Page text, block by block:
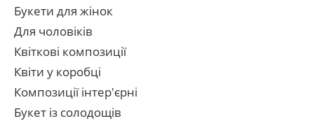
Букети для жінок
Для чоловіків
Квіткові композиції
Квіти у коробці
Композиції інтер'єрні
Букет із солодощів